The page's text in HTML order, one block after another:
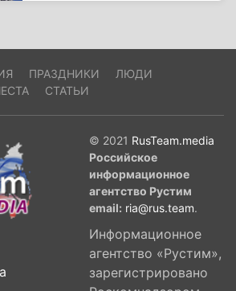
ПРАЗДНИКИ
ЛЮДИ
СТАТЬИ
© 2021 RusTeam.media
Российское
информационное
агентство Рустим
email: ria@rus.team.
Информационное
агентство «Рустим»,
зарегистрировано